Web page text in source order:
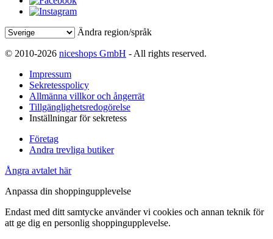
Ändra region/språk
© 2010-2026 niceshops GmbH - All rights reserved.
Impressum
Sekretesspolicy
Allmänna villkor och ångerrät
Tillgänglighetsredogörelse
Inställningar för sekretess
Företag
Andra trevliga butiker
Ångra avtalet här
Anpassa din shoppingupplevelse
Endast med ditt samtycke använder vi cookies och annan teknik för
att ge dig en personlig shoppingupplevelse.